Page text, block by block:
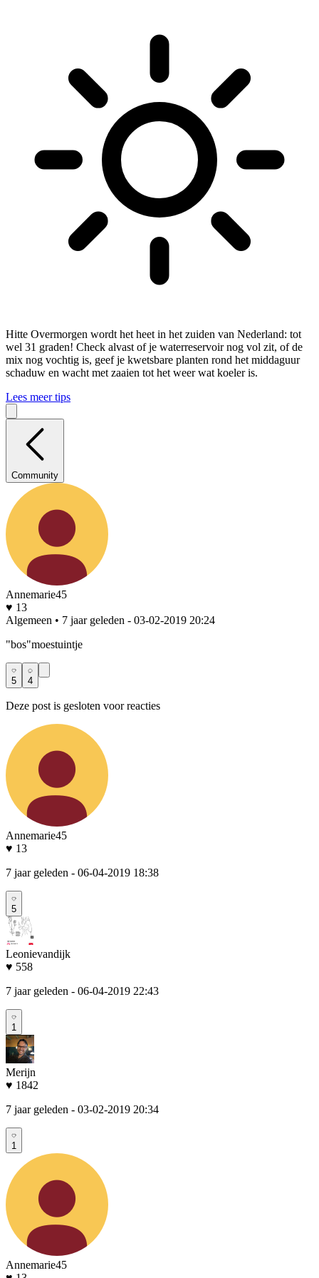
Hitte Overmorgen wordt het heet in het zuiden van Nederland: tot
wel 31 graden! Check alvast of je waterreservoir nog vol zit, of de
mix nog vochtig is, geef je kwetsbare planten rond het middaguur
schaduw en wacht met zaaien tot het weer wat koeler is.
Lees meer tips
Community
Annemarie45
♥ 13
Algemeen • 7 jaar geleden - 03-02-2019 20:24
"bos"moestuintje
5 4
Deze post is gesloten voor reacties
Annemarie45
♥ 13
7 jaar geleden - 06-04-2019 18:38
5
Leonievandijk
♥ 558
7 jaar geleden - 06-04-2019 22:43
1
Merijn
♥ 1842
7 jaar geleden - 03-02-2019 20:34
1
Annemarie45